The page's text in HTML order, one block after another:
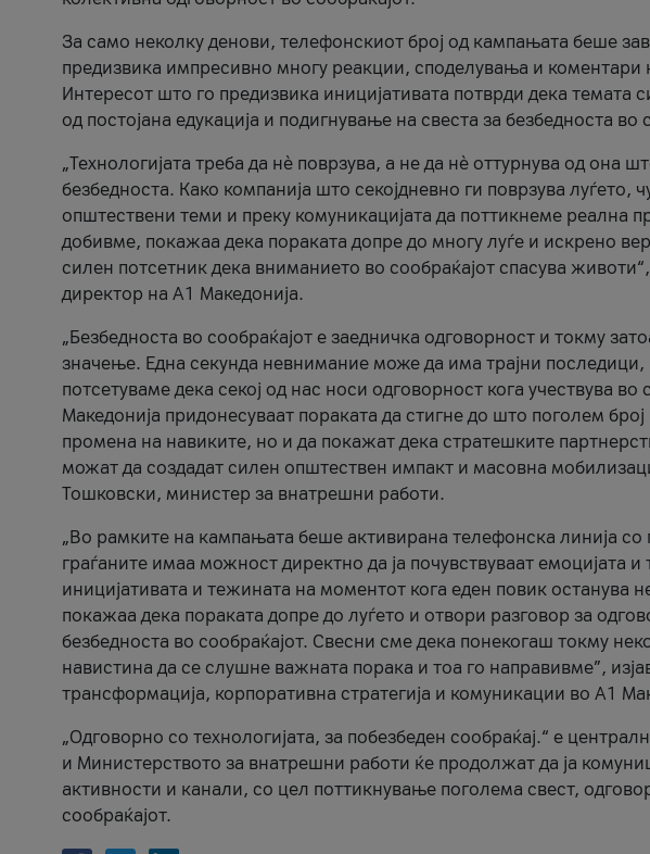
За само неколку денови, телефонскиот број од кампањата беше
предизвика импресивно многу реакции, споделувања и
Интересот што го предизвика иницијативата потврди дека темата
од постојана едукација и подигнување на свеста за безбедноста во
„Технологијата треба да нè поврзува, а не да нè оттурнува од она
безбедноста. Како компанија што секојдневно ги поврзува
општествени теми и преку комуникацијата да поттикнеме реална
добивме, покажаа дека пораката допре до многу луѓе и искрено
силен потсетник дека вниманието во сообраќајот спасува
директор на А1 Македонија.
„Безбедноста во сообраќајот е заедничка одговорност и токму
значење. Една секунда невнимание може да има трајни
потсетуваме дека секој од нас носи одговорност кога учествува
Македонија придонесуваат пораката да стигне до што поголем
промена на навиките, но и да покажат дека стратешките
можат да создадат силен општествен импакт и масовна
Тошковски, министер за внатрешни работи.
„Во рамките на кампањата беше активирана телефонска линија со
граѓаните имаа можност директно да ја почувствуваат емоцијата
иницијативата и тежината на моментот кога еден повик останува
покажаа дека пораката допре до луѓето и отвори разговор за
безбедноста во сообраќајот. Свесни сме дека понекогаш токму
навистина да се слушне важната порака и тоа го направивме”,
трансформација, корпоративна стратегија и комуникации во А1
„Одговорно со технологијата, за побезбеден сообраќај.“ е
и Министерството за внатрешни работи ќе продолжат да ја
активности и канали, со цел поттикнување поголема свест,
сообраќајот.